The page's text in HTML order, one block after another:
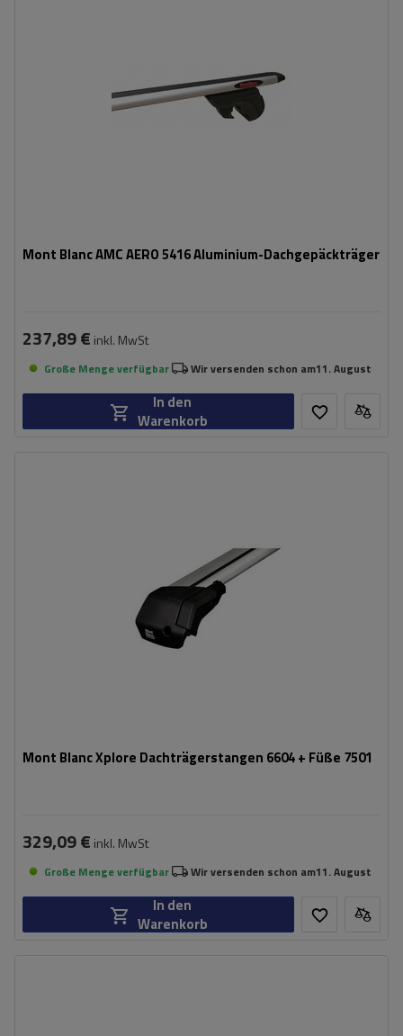
Mont Blanc AMC AERO 5416 Aluminium-Dachgepäckträger
237,89 € inkl. MwSt
Große Menge verfügbar Wir versenden schon am11. August
In den
Warenkorb
Mont Blanc Xplore Dachträgerstangen 6604 + Füße 7501
329,09 € inkl. MwSt
Große Menge verfügbar Wir versenden schon am11. August
In den
Warenkorb